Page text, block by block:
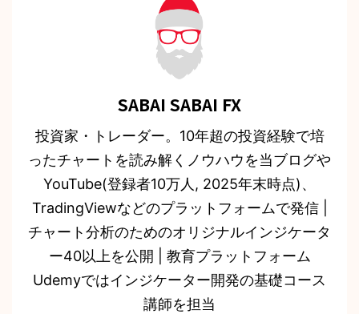
SABAI SABAI FX
投資家・トレーダー。10年超の投資経験で培
ったチャートを読み解くノウハウを当ブログや
YouTube(登録者10万人, 2025年末時点)、
TradingViewなどのプラットフォームで発信 |
チャート分析のためのオリジナルインジケータ
ー40以上を公開 | 教育プラットフォーム
Udemyではインジケーター開発の基礎コース
講師を担当